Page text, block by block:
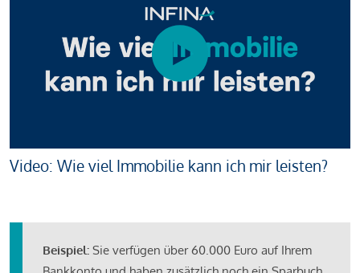
Video: Wie viel Immobilie kann ich mir leisten?
Beispiel: Sie verfügen über 60.000 Euro auf Ihrem